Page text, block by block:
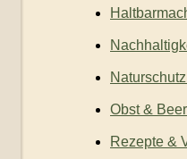
Obst &
Rezepte &